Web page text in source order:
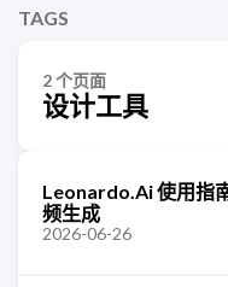
TAGS
2 个页面
设计工具
Leonardo.Ai 使用指
频生成
2026-06-26